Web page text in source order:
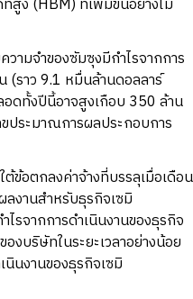
สูง (HBM) ที่เพิ่มขึ้นอย่างไม่
ามจำของซัมซุงมีกำไรจากการ
(ราว 9.1 หมื่นล้านดอลลาร์
ดทั้งปีนี้อาจสูงเกือบ 350 ล้าน
ประมาณการผลประกอบการ
ข้อตกลงค่าจ้างที่บรรลุเมื่อเดือน
งานสำหรับธุรกิจเซมิ
รจากการดำเนินงานของธุรกิจ
งบริษัทในระยะเวลาอย่างน้อย
นงานของธุรกิจเซมิ